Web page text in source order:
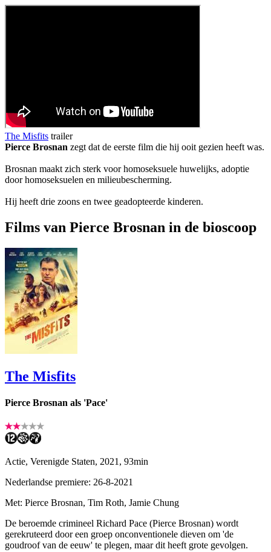
The Misfits trailer
Pierce Brosnan zegt dat de eerste film die hij ooit gezien heeft was.
Brosnan maakt zich sterk voor homoseksuele huwelijks, adoptie
door homoseksuelen en milieubescherming.
Hij heeft drie zoons en twee geadopteerde kinderen.
Films van Pierce Brosnan in de bioscoop
The Misfits
Pierce Brosnan als 'Pace'
Actie, Verenigde Staten, 2021, 93min
Nederlandse premiere: 26-8-2021
Met: Pierce Brosnan, Tim Roth, Jamie Chung
De beroemde crimineel Richard Pace (Pierce Brosnan) wordt
gerekruteerd door een groep onconventionele dieven om 'de
goudroof van de eeuw' te plegen, maar dit heeft grote gevolgen.